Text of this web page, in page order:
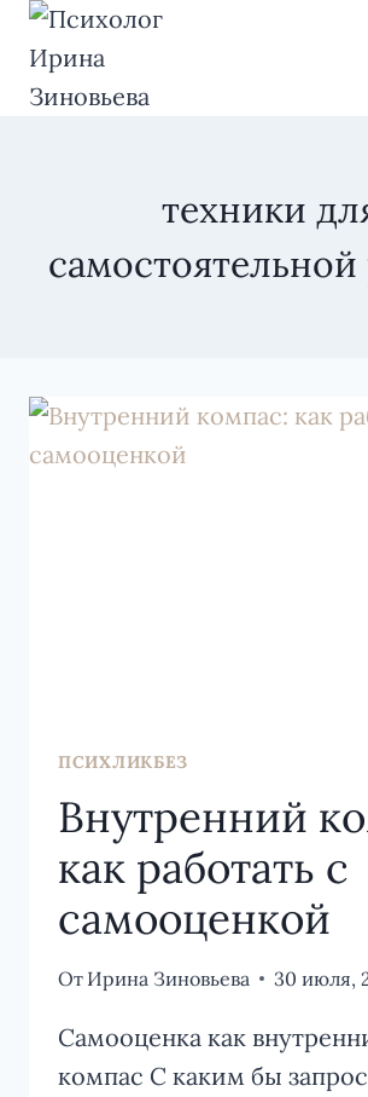
Перейти
содержимому
техники
ПСИХЛИКБЕЗ
Внутренний
как работать с
самооценкой
От Ирина Зиновьева 30 июля,
Самооценка как
компас С каким бы